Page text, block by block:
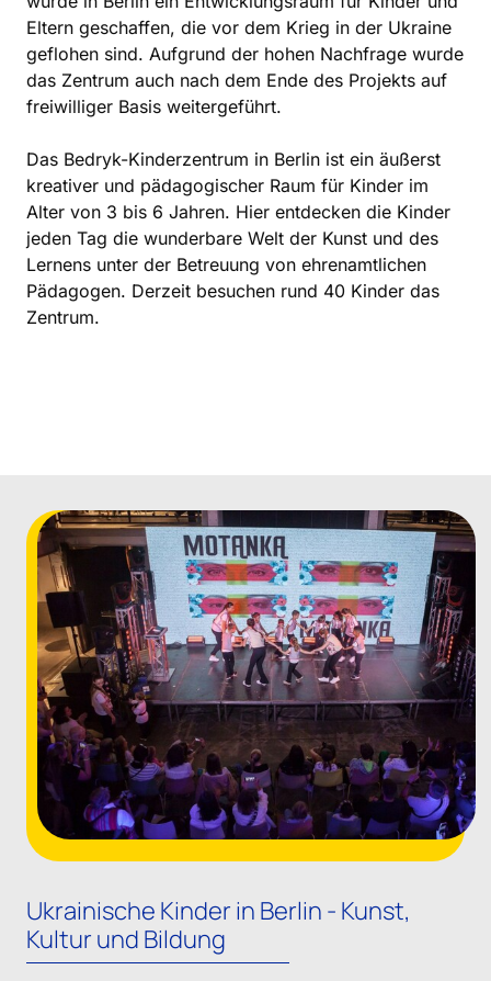
Eltern geschaffen, die vor dem Krieg in der Ukraine
geflohen sind. Aufgrund der hohen Nachfrage wurde
das Zentrum auch nach dem Ende des Projekts auf
freiwilliger Basis weitergeführt.
Das Bedryk-Kinderzentrum in Berlin ist ein äußerst
kreativer und pädagogischer Raum für Kinder im
Alter von 3 bis 6 Jahren. Hier entdecken die Kinder
jeden Tag die wunderbare Welt der Kunst und des
Lernens unter der Betreuung von ehrenamtlichen
Pädagogen. Derzeit besuchen rund 40 Kinder das
Zentrum.
Ukrainische Kinder in Berlin - Kunst,
Kultur und Bildung